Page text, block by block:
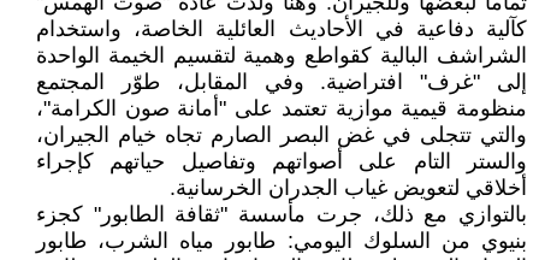
كآلية دفاعية في الأحاديث العائلية الخاصة، واستخدام
الشراشف البالية كقواطع وهمية لتقسيم الخيمة الواحدة
إلى "غرف" افتراضية. وفي المقابل، طوّر المجتمع
منظومة قيمية موازية تعتمد على "أمانة صون الكرامة"،
والتي تتجلى في غض البصر الصارم تجاه خيام الجيران،
والستر التام على أصواتهم وتفاصيل حياتهم كإجراء
أخلاقي لتعويض غياب الجدران الخرسانية.
بالتوازي مع ذلك، جرت مأسسة "ثقافة الطابور" كجزء
بنيوي من السلوك اليومي: طابور مياه الشرب، طابور